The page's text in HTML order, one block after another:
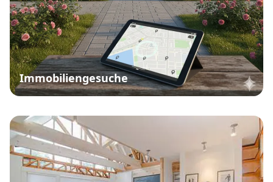
Immobiliengesuche